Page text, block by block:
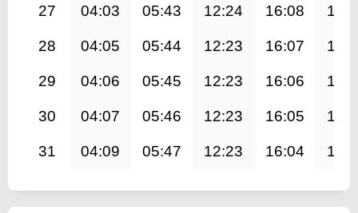
27 04:03 05:43 12:24 16:08
28 04:05 05:44 12:23 16:07
29 04:06 05:45 12:23 16:06
30 04:07 05:46 12:23 16:05
31 04:09 05:47 12:23 16:04